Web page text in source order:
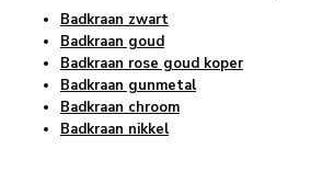
Badkraan zwart
Badkraan goud
Badkraan rose goud koper
Badkraan gunmetal
Badkraan chroom
Badkraan nikkel